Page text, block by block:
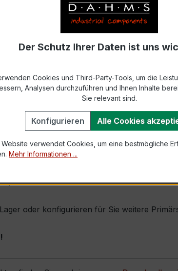
EASKD 21.3
Primärnennstrom je Phase 200
bzw. DIN EN 61869-2)
× Ipr (Dauerstrom 1 × Primärnennstrom)
durch seine sehr kompakte Bauform, hohe
Verrechnungsmessung gefordert wird
oder konfigurieren für Sie weitere
Der Schutz Ihrer Daten ist uns
Cookies und Third-Party-Tools, um die
Analysen durchzuführen und Ihnen Inhalte
Sie relevant sind.
Konfigurieren Alle Cookies
Website verwendet Cookies, um eine bestmögliche
Mehr Informationen ...